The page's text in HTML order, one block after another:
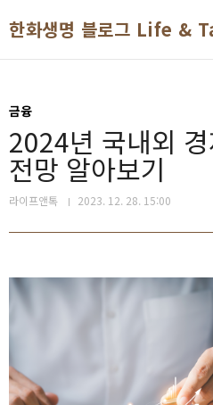
한화생명 블로그 Life &
금융
2024년 국내외
전망 알아보기
라이프앤톡 2023. 12. 28. 15:00